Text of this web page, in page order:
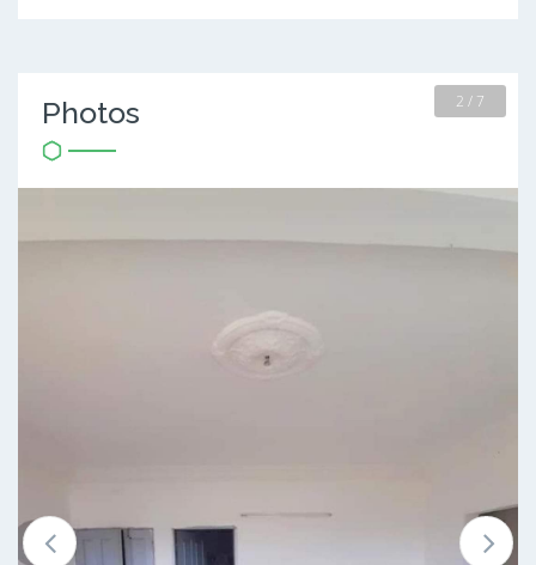
Photos 2 / 7